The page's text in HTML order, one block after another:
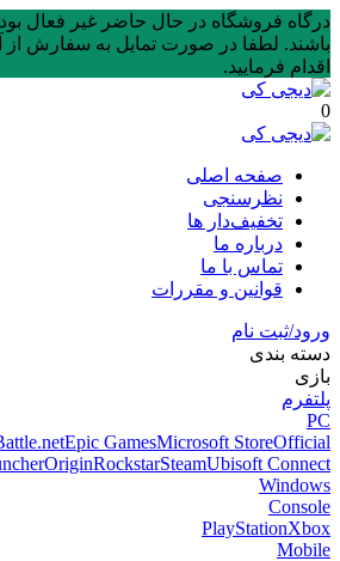
درگاه فروشگاه در حال حاضر غیر فعال
اقدام فرمایید.
0
صفحه اصلی
نظرسنجی
تخفیف‌دار ها
درباره ما
تماس با ما
قوانین و مقررات
ورود/ثبت نام
دسته بندی
بازی
پلتفرم
PC
Epic GamesMicrosoft StoreOfficial
OriginRockstarSteamUbisoft Connect
Windows
Console
PlayStationXbox
Mobile